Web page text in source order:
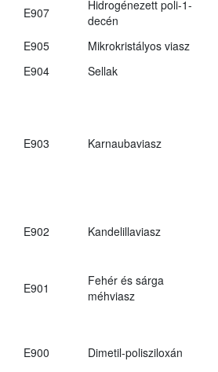
E907
Hidrogénezett poli-1-
decén
E905 Mikrokristályos viasz
E904
Sellak
E903 Karnaubaviasz
E902 Kandelillaviasz
E901
Fehér és sárga
méhviasz
E900 Dimetil-polisziloxán